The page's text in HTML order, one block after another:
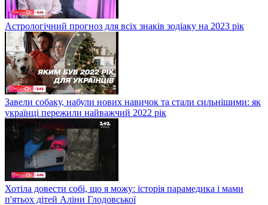
Астрологічний прогноз для всіх знаків зодіаку на 2023 рік
Завели собаку, набули нових навичок та стали сильнішими: як
українці пережили найважчий 2022 рік
Хотіла довести собі, що я можу: історія парамедика і мами
п'ятьох дітей Аліни Глодовської